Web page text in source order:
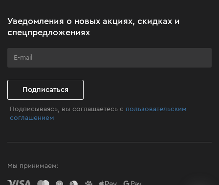
Клуб мастерства
Уведомления о новых акциях, скидках и
спецпредложениях
Подписаться
Подписываясь, вы соглашаетесь с пользовательским
соглашением
Мы принимаем: